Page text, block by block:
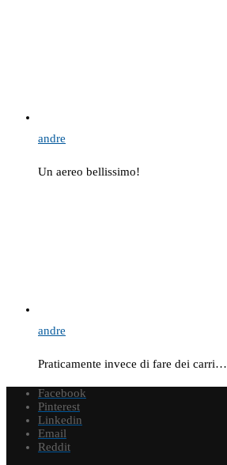
andre
Un aereo bellissimo!
andre
Praticamente invece di fare dei carri…
Facebook
Pinterest
Linkedin
Email
Reddit